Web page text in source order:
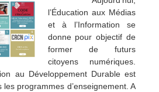
l’Éducation aux Médias
et à l’Information se
donne pour objectif de
former de futurs
citoyens numériques.
au Développement Durable est
programmes d’enseignement. A